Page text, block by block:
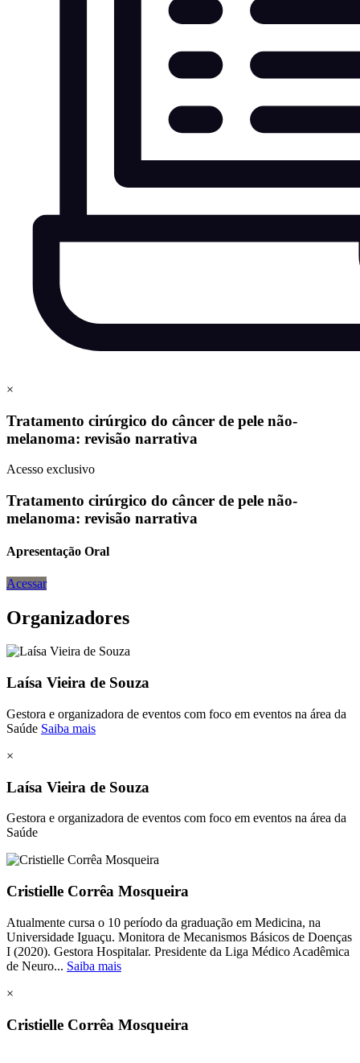
×
Tratamento cirúrgico do câncer de pele não-
melanoma: revisão narrativa
Acesso exclusivo
Tratamento cirúrgico do câncer de pele não-
melanoma: revisão narrativa
Apresentação Oral
Acessar
Organizadores
Laísa Vieira de Souza
Gestora e organizadora de eventos com foco em eventos na área da
Saúde Saiba mais
×
Laísa Vieira de Souza
Gestora e organizadora de eventos com foco em eventos na área da
Saúde
Cristielle Corrêa Mosqueira
Atualmente cursa o 10 período da graduação em Medicina, na
Universidade Iguaçu. Monitora de Mecanismos Básicos de Doenças
I (2020). Gestora Hospitalar. Presidente da Liga Médico Acadêmica
de Neuro... Saiba mais
×
Cristielle Corrêa Mosqueira